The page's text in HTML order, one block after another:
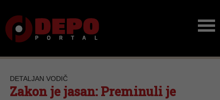
DETALJAN VODIČ
Zakon je jasan: Preminuli je